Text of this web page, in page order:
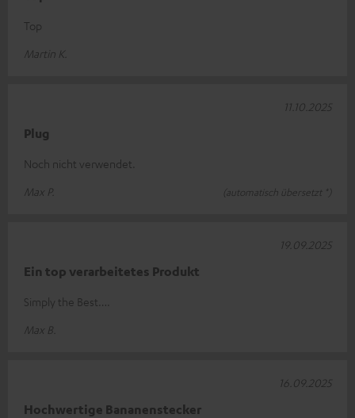
Top
Martin K.
Plug
Noch nicht verwendet.
Max P.
(automatisch übersetzt *)
11.10.2025
Ein top verarbeitetes Produkt
Simply the Best….
Max B.
19.09.2025
Hochwertige Bananenstecker
16.09.2025